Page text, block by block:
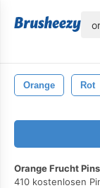
Orange Rot
Orange Frucht
410 kostenlosen